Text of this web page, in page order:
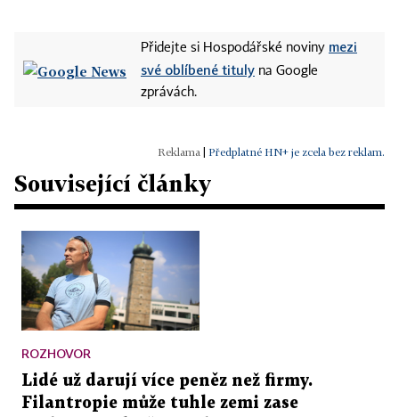
Přidejte si Hospodářské noviny mezi
své oblíbené tituly na Google
zprávách.
| Předplatné HN+ je zcela bez reklam.
Související články
ROZHOVOR
Lidé už darují více peněz než firmy.
Filantropie může tuhle zemi zase